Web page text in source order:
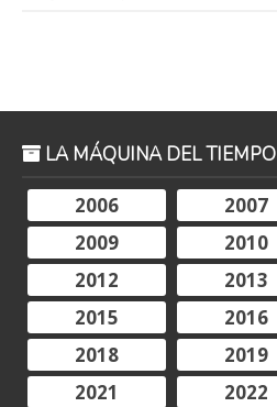
LA MÁQUINA DEL TIEMPO
2006
2007
2009
2010
2012
2013
2015
2016
2018
2019
2021
2022